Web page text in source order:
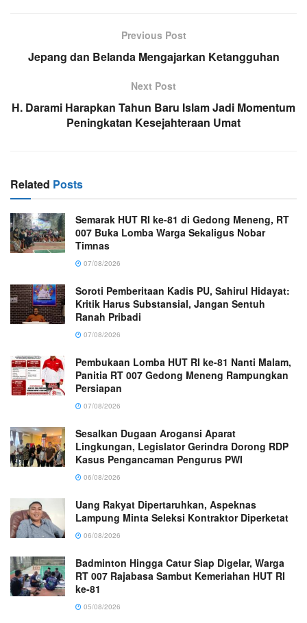
Previous Post
Jepang dan Belanda Mengajarkan Ketangguhan
Next Post
H. Darami Harapkan Tahun Baru Islam Jadi Momentum
Peningkatan Kesejahteraan Umat
Related Posts
Semarak HUT RI ke-81 di Gedong Meneng, RT
007 Buka Lomba Warga Sekaligus Nobar
Timnas
07/08/2026
Soroti Pemberitaan Kadis PU, Sahirul Hidayat:
Kritik Harus Substansial, Jangan Sentuh
Ranah Pribadi
07/08/2026
Pembukaan Lomba HUT RI ke-81 Nanti Malam,
Panitia RT 007 Gedong Meneng Rampungkan
Persiapan
07/08/2026
Sesalkan Dugaan Arogansi Aparat
Lingkungan, Legislator Gerindra Dorong RDP
Kasus Pengancaman Pengurus PWI
06/08/2026
Uang Rakyat Dipertaruhkan, Aspeknas
Lampung Minta Seleksi Kontraktor Diperketat
06/08/2026
Badminton Hingga Catur Siap Digelar, Warga
RT 007 Rajabasa Sambut Kemeriahan HUT RI
ke-81
05/08/2026